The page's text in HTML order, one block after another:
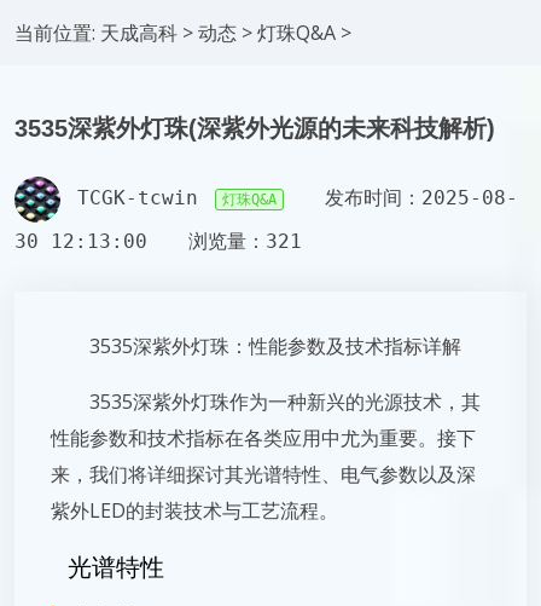
当前位置: 天成高科 >动态 >灯珠Q&A >
3535深紫外灯珠(深紫外光源的未来科技解析)
TCGK-tcwin 灯珠Q&A
发布时间：2025-08-
30 12:13:00
浏览量：321
3535深紫外灯珠：性能参数及技术指标详解
3535深紫外灯珠作为一种新兴的光源技术，其
性能参数和技术指标在各类应用中尤为重要。接下
来，我们将详细探讨其光谱特性、电气参数以及深
紫外LED的封装技术与工艺流程。
光谱特性